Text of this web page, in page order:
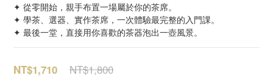
✦ 從零開始，親手布置一場屬於你的茶席。
✦ 學茶、選器、實作茶席，一次體驗最完整的入門課。
✦ 最後一堂，直接用你喜歡的茶器泡出一壺風景。
NT$1,800
NT$1,710